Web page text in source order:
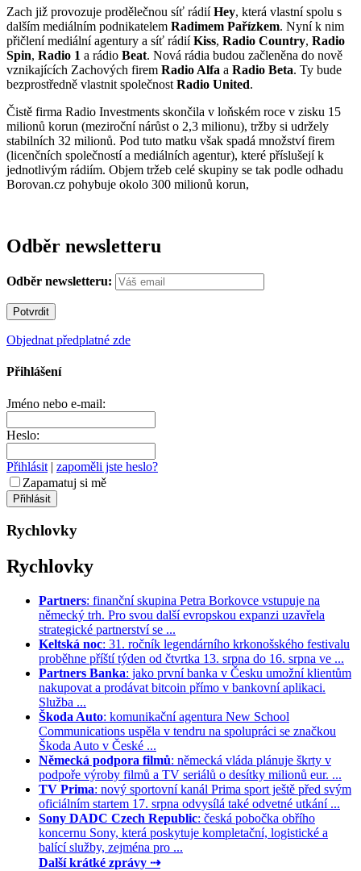
Zach již provozuje prodělečnou síť rádiíHey, která vlastní spolu s
dalším mediálním podnikatelem Radimem Pařízkem. Nyní k nim
přičlení mediální agentury a síť rádiíKiss, Radio Country, Radio
Spin, Radio 1 a rádio Beat. Nová rádia budou začleněna do nově
vznikajících Zachových firem Radio Alfa a Radio Beta. Ty bude
bezprostředně vlastnit společnostRadio United.
Čistě firma Radio Investments skončila v loňském roce v zisku 15
milionů korun (meziroční nárůst o 2,3 milionu), tržby si udržely
stabilních 32 milionů. Pod tuto matku však spadá množství firem
(licenčních společností a mediálních agentur), které příslušejí k
jednotlivým rádiím. Objem tržeb celé skupiny se tak podle odhadu
Borovan.cz pohybuje okolo 300 milionů korun,
Odběr newsletteru
Odběr newsletteru:
Objednat předplatné zde
Přihlášení
Jméno nebo e-mail:
Heslo:
Přihlásit | zapoměli jste heslo?
Zapamatuj si mě
Rychlovky
Rychlovky
Partners: finanční skupina Petra Borkovce vstupuje na
německý trh. Pro svou další evropskou expanzi uzavřela
strategické partnerství se ...
Keltská noc: 31. ročník legendárního krkonošského festivalu
proběhne příští týden od čtvrtka 13. srpna do 16. srpna ve ...
Partners Banka: jako první banka v Česku umožní klientům
nakupovat a prodávat bitcoin přímo v bankovní aplikaci.
Služba ...
Škoda Auto: komunikační agentura New School
Communications uspěla v tendru na spolupráci se značkou
Škoda Auto v České ...
Německá podpora filmů: německá vláda plánuje škrty v
podpoře výroby filmů a TV seriálů o desítky milionů eur. ...
TV Prima: nový sportovní kanál Prima sport ještě před svým
oficiálním startem 17. srpna odvysílá také odvetné utkání ...
Sony DADC Czech Republic: česká pobočka obřího
koncernu Sony, která poskytuje kompletační, logistické a
balící služby, zejména pro ...
Další krátké zprávy ⇢